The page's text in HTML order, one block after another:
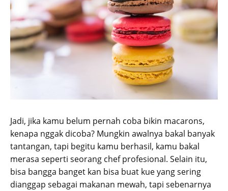
Jadi, jika kamu belum pernah coba bikin macarons,
kenapa nggak dicoba? Mungkin awalnya bakal banyak
tantangan, tapi begitu kamu berhasil, kamu bakal
merasa seperti seorang chef profesional. Selain itu,
bisa bangga banget kan bisa buat kue yang sering
dianggap sebagai makanan mewah, tapi sebenarnya